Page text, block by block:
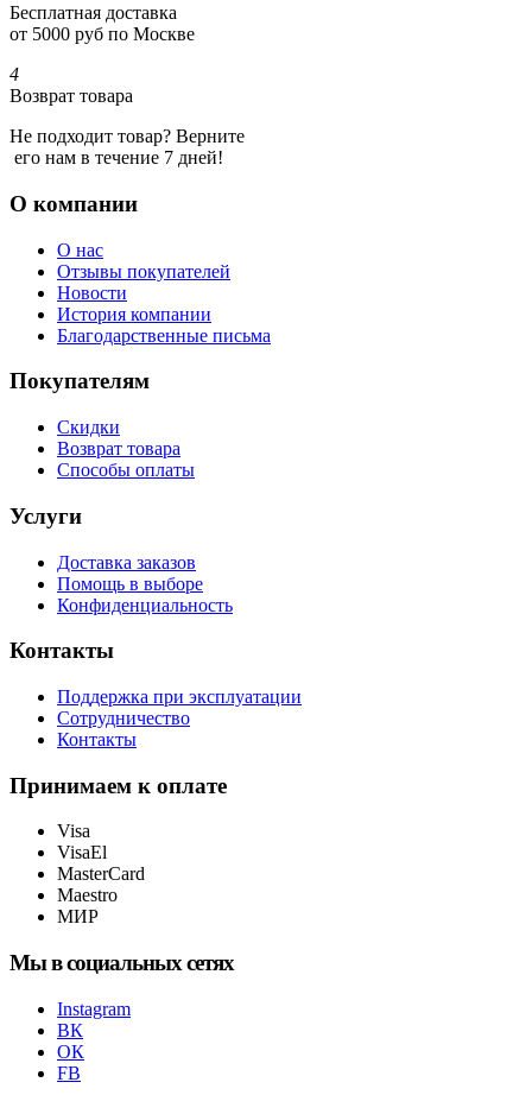
Бесплатная доставка
от 5000 руб по Москве
4
Возврат товара
Не подходит товар? Верните
его нам в течение 7 дней!
О компании
О нас
Отзывы покупателей
Новости
История компании
Благодарственные письма
Покупателям
Скидки
Возврат товара
Способы оплаты
Услуги
Доставка заказов
Помощь в выборе
Конфиденциальность
Контакты
Поддержка при эксплуатации
Сотрудничество
Контакты
Принимаем к оплате
Visa
VisaEl
MasterCard
Maestro
МИР
Мы в социальных сетях
Instagram
ВК
ОК
FB